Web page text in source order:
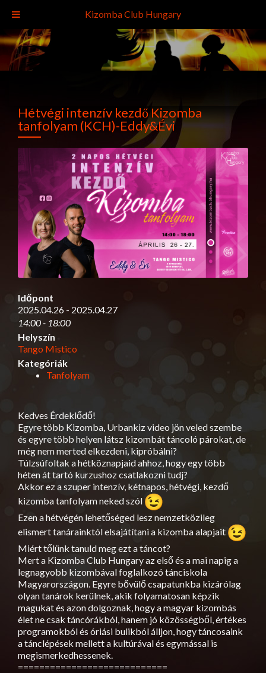
Hétvégi intenzív kezdő Kizomba
tanfolyam (KCH)-Eddy&Évi
Időpont
2025.04.26 - 2025.04.27
14:00 - 18:00
Helyszín
Tango Mistico
Kategóriák
Tanfolyam
Kedves Érdeklődő!
Egyre több Kizomba, Urbankiz video jön veled szembe
és egyre több helyen látsz kizombát táncoló párokat, de
még nem merted elkezdeni, kipróbálni?
Túlzsúfoltak a hétköznapjaid ahhoz, hogy egy több
héten át tartó kurzushoz csatlakozni tudj?
Akkor ez a szuper intenzív, kétnapos, hétvégi, kezdő
kizomba tanfolyam neked szól
Ezen a hétvégén lehetőséged lesz nemzetközileg
elismert tanárainktól elsajátítani a kizomba alapjait
Miért tőlünk tanuld meg ezt a táncot?
Mert a Kizomba Club Hungary az első és a mai napig a
legnagyobb kizombával foglalkozó tánciskola
Magyarországon. Egyre bővülő csapatunkba kizárólag
olyan tanárok kerülnek, akik folyamatosan képzik
magukat és azon dolgoznak, hogy a magyar kizombás
élet ne csak táncórákból, hanem jó közösségből, értékes
programokból és óriási bulikból álljon, hogy táncosaink
a tánclépések mellett a kultúrával és egymással is
megismerkedhessenek.
============================
Kizomba Club Hungary